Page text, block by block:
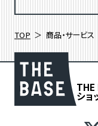
TOP 商品・サービス
THE
ショ